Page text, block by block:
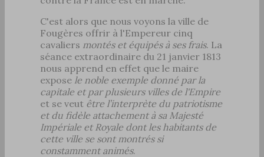
C'est alors que nous voyons la ville de
Fougères offrir à l'Empereur cinq
cavaliers montés et équipés à ses frais. La
séance extraordinaire du 21 janvier 1813
nous apprend en effet que le maire
expose le noble exemple donné par la
capitale et par plusieurs villes de l'Empire
et se veut être l’interprète du patriotisme
et du fidèle attachement à sa Majesté
Impériale et Royale dont les habitants de
cette ville se sont montrés si
constamment animés.